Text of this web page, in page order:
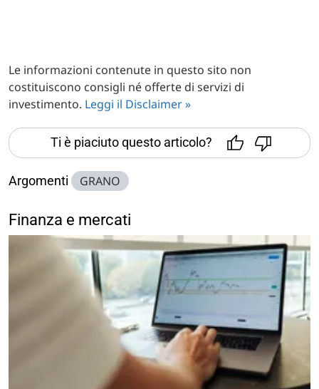
Le informazioni contenute in questo sito non
costituiscono consigli né offerte di servizi di
investimento. Leggi il Disclaimer »
Ti è piaciuto questo articolo?
Argomenti GRANO
Finanza e mercati